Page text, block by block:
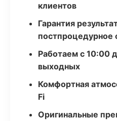
клиентов
Гарантия
постпроцедурное
Работаем с 10:00
выходных
Комфортная
Fi
Оригинальные